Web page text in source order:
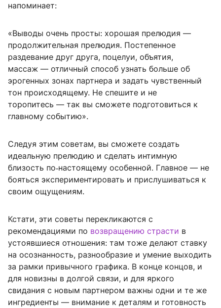
напоминает:
«Выводы очень просты: хорошая прелюдия —
продолжительная прелюдия. Постепенное
раздевание друг друга, поцелуи, объятия,
массаж — отличный способ узнать больше об
эрогенных зонах партнера и задать чувственный
тон происходящему. Не спешите и не
торопитесь — так вы сможете подготовиться к
главному событию».
Следуя этим советам, вы сможете создать
идеальную прелюдию и сделать интимную
близость по‑настоящему особенной. Главное — не
бояться экспериментировать и прислушиваться к
своим ощущениям.
Кстати, эти советы перекликаются с
рекомендациями по возвращению страсти в
устоявшиеся отношения: там тоже делают ставку
на осознанность, разнообразие и умение выходить
за рамки привычного графика. В конце концов, и
для новизны в долгой связи, и для яркого
свидания с новым партнером важны одни и те же
ингредиенты — внимание к деталям и готовность